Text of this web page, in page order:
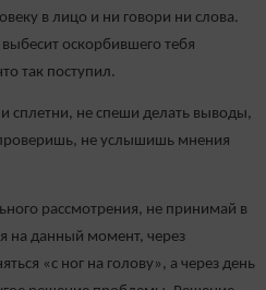
в лицо и ни говори ни слова.
оскорбившего тебя
так поступил.
сплетни, не спеши делать выводы,
не услышишь мнения
рассмотрения, не принимай в
на данный момент, через
«с ног на голову», а через день